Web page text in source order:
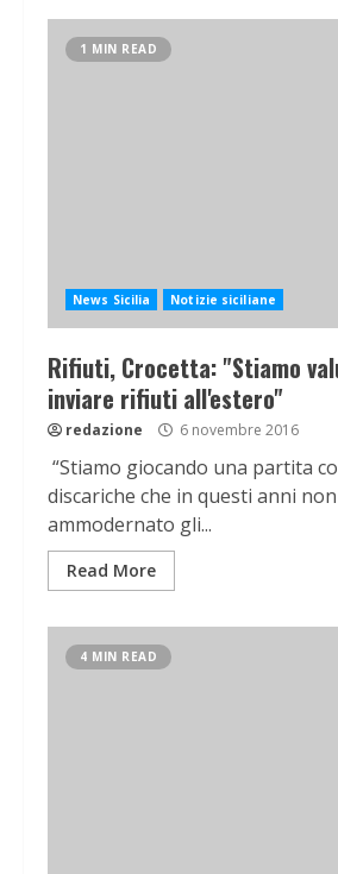
1 MIN READ
News Sicilia Notizie siciliane
Rifiuti, Crocetta: "Stiamo
inviare rifiuti all'estero"
redazione 6 novembre 2016
“Stiamo giocando una partita
discariche che in questi anni
ammodernato gli...
Read More
4 MIN READ